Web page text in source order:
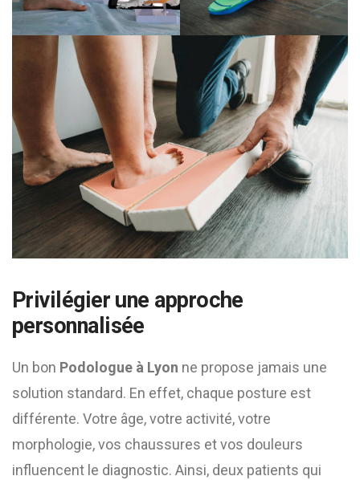
Privilégier une approche
personnalisée
Un bon Podologue à Lyon ne propose jamais une
solution standard. En effet, chaque posture est
différente. Votre âge, votre activité, votre
morphologie, vos chaussures et vos douleurs
influencent le diagnostic. Ainsi, deux patients qui